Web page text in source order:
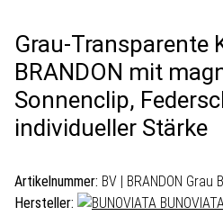
Grau-Transparente
BRANDON mit
Sonnenclip,
individueller Stärke
Artikelnummer: BV | BRANDON Grau
Hersteller:
BUNOVIATA